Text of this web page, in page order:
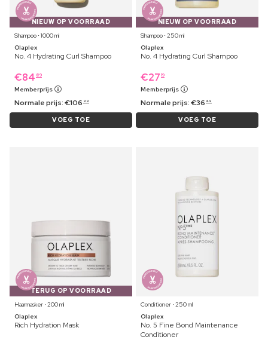
NIEUW OP VOORRAAD
Shampoo ⋅ 1000 ml
Olaplex
No. 4 Hydrating Curl Shampoo
€84 89
Memberprijs
Normale prijs:€106 99
VOEG TOE
NIEUW OP VOORRAAD
Shampoo ⋅ 250 ml
Olaplex
No. 4 Hydrating Curl Shampoo
€27 19
Memberprijs
Normale prijs:€36 49
VOEG TOE
TERUG OP VOORRAAD
Haarmasker ⋅ 200 ml
Olaplex
Rich Hydration Mask
Conditioner ⋅ 250 ml
Olaplex
No. 5 Fine Bond Maintenance
Conditioner